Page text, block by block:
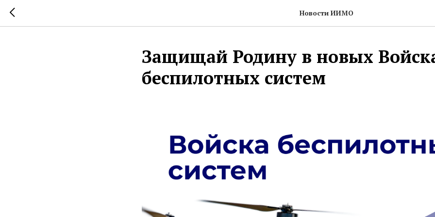
Новости ИИМО
Защищай Родину в новых
беспилотных систем